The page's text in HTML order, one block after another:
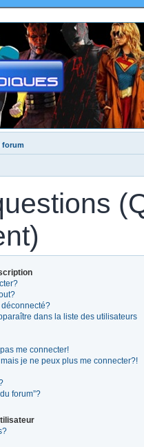
forum
dans la liste des utilisateurs
me connecter!
je ne peux plus me connecter?!
forum”?